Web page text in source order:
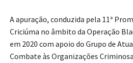
A apuração, conduzida pela 11ª
Criciúma no âmbito da Operação
em 2020 com apoio do Grupo de
Combate às Organizações